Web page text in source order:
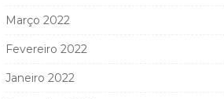
Março 2022
Fevereiro 2022
Janeiro 2022